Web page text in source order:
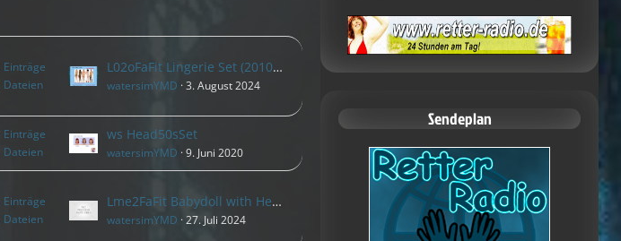
Einträge
Dateien
L02oFaFit Lingerie Set (2010) HD -S1
watersimYMD 3. August 2024
Einträge
Dateien
ws Head50sSet
watersimYMD 9. Juni 2020
Einträge
Dateien
Lme2FaFit Babydoll with Heels (Mixx) Mesh - S1
watersimYMD 27. Juli 2024
Sendeplan